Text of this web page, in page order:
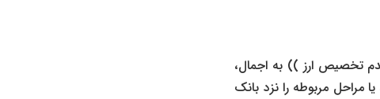
تخصیص ارز )) به اجمال،
مراحل مربوطه را نزد بانک